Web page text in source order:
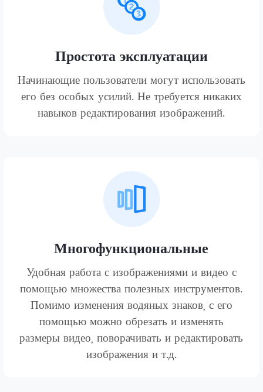
Простота эксплуатации
Начинающие пользователи могут использовать
его без особых усилий. Не требуется никаких
навыков редактирования изображений.
Многофункциональные
Удобная работа с изображениями и видео с
помощью множества полезных инструментов.
Помимо изменения водяных знаков, с его
помощью можно обрезать и изменять
размеры видео, поворачивать и редактировать
изображения и т.д.